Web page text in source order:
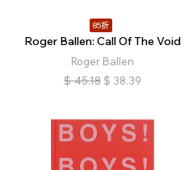
85折
Roger Ballen: Call Of The Void
Roger Ballen
$ 45.18 $ 38.39